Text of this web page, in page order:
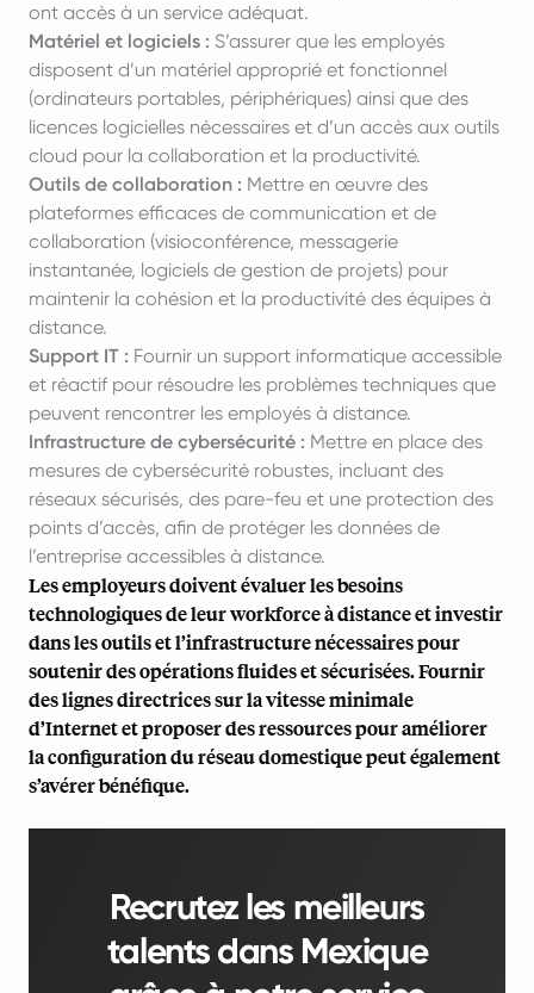
ont accès à un service adéquat.
Matériel et logiciels : S’assurer que les employés
disposent d’un matériel approprié et fonctionnel
(ordinateurs portables, périphériques) ainsi que des
licences logicielles nécessaires et d’un accès aux outils
cloud pour la collaboration et la productivité.
Outils de collaboration : Mettre en œuvre des
plateformes efficaces de communication et de
collaboration (visioconférence, messagerie
instantanée, logiciels de gestion de projets) pour
maintenir la cohésion et la productivité des équipes à
distance.
Support IT : Fournir un support informatique accessible
et réactif pour résoudre les problèmes techniques que
peuvent rencontrer les employés à distance.
Infrastructure de cybersécurité : Mettre en place des
mesures de cybersécurité robustes, incluant des
réseaux sécurisés, des pare-feu et une protection des
points d’accès, afin de protéger les données de
l’entreprise accessibles à distance.
Les employeurs doivent évaluer les besoins
technologiques de leur workforce à distance et investir
dans les outils et l’infrastructure nécessaires pour
soutenir des opérations fluides et sécurisées. Fournir
des lignes directrices sur la vitesse minimale
d’Internet et proposer des ressources pour améliorer
la configuration du réseau domestique peut également
s’avérer bénéfique.
Recrutez les meilleurs
talents dans Mexique